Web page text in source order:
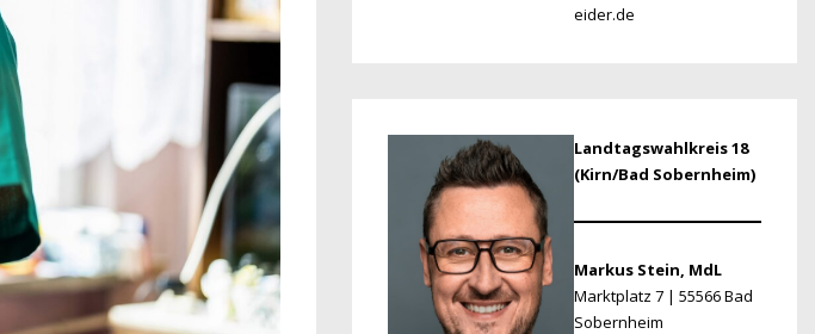
eider.de
Landtagswahlkreis 18
(Kirn/Bad Sobernheim)
Markus Stein, MdL
Marktplatz 7 | 55566 Bad
Sobernheim